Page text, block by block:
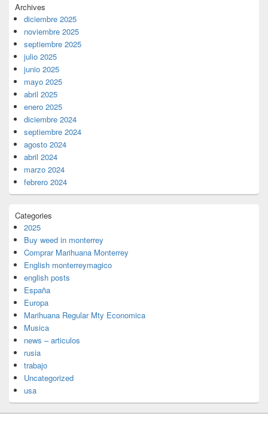
Archives
diciembre 2025
noviembre 2025
septiembre 2025
julio 2025
junio 2025
mayo 2025
abril 2025
enero 2025
diciembre 2024
septiembre 2024
agosto 2024
abril 2024
marzo 2024
febrero 2024
Categories
2025
Buy weed in monterrey
Comprar Marihuana Monterrey
English monterreymagico
english posts
España
Europa
Marihuana Regular Mty Economica
Musica
news – articulos
rusia
trabajo
Uncategorized
usa